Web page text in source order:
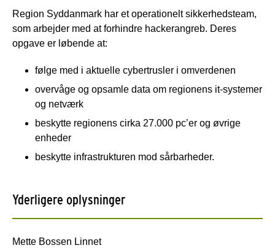
Region Syddanmark har et operationelt sikkerhedsteam,
som arbejder med at forhindre hackerangreb. Deres
opgave er løbende at:
følge med i aktuelle cybertrusler i omverdenen
overvåge og opsamle data om regionens it-systemer
og netværk
beskytte regionens cirka 27.000 pc’er og øvrige
enheder
beskytte infrastrukturen mod sårbarheder.
Yderligere oplysninger
Mette Bossen Linnet